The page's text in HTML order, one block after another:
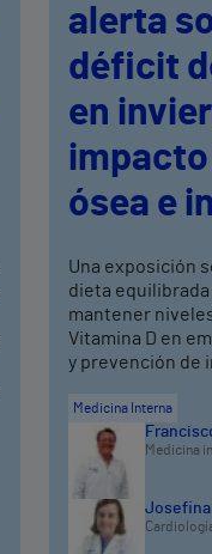
alerta
déficit
en
impacto
ósea e
Una exposición
dieta
mantener
Vitamina D en
y prevención de
Medicina Interna
Medicina
Josefina